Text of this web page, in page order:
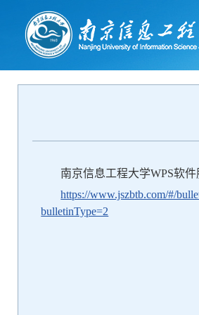
南京信息工程大学WPS软
https://www.jszbtb.com/#/
bulletinType=2